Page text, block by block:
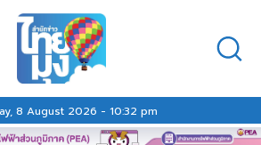
8 August 2026 - 10:32 pm